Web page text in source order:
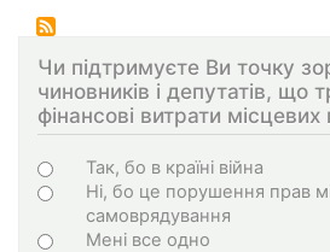
Чи підтримуєте Ви точку
чиновників і депутатів, що
фінансові витрати
Choices
Так, бо в країні війна
Ні, бо це порушення прав
самоврядування
Мені все одно